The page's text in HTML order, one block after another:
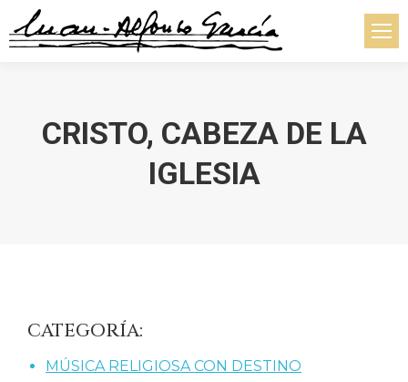
CRISTO, CABEZA DE LA
IGLESIA
CATEGORÍA:
MÚSICA RELIGIOSA CON DESTINO